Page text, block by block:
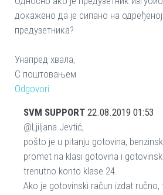
докажено да је сипано на
предузетника?
Унапред хвала,
С поштовањем
Odgovori
SVM SUPPORT 22.08.2019 01:53
@Ljiljana Jevtić,
pošto je u pitanju gotovina,
promet na klasi gotovina i
trenutno konto klase 24.
Ako je gotovinski račun izdat